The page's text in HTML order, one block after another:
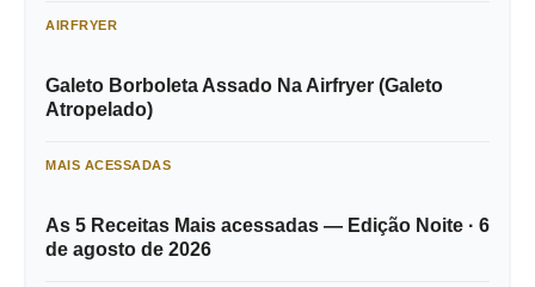
AIRFRYER
Galeto Borboleta Assado Na Airfryer (Galeto
Atropelado)
MAIS ACESSADAS
As 5 Receitas Mais acessadas — Edição Noite · 6
de agosto de 2026